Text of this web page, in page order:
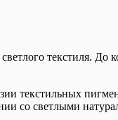
текстиля. До
текстильных
со светлыми